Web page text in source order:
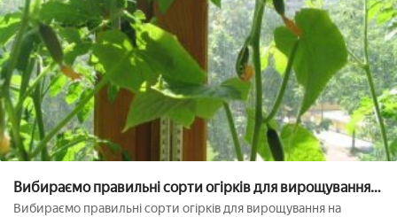
Вибираємо правильні сорти огірків для вирощування
на балконі
Вибираємо правильні сорти огірків для вирощування на